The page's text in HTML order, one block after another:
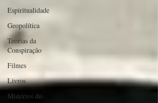
Espiritualidade
Geopolítica
Teorias da
Conspiração
Filmes
Livros
Mistérios do